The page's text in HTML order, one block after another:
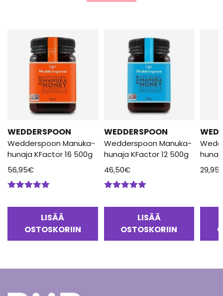
WEDDERSPOON
Wedderspoon Manuka-
hunaja KFactor 16 500g
56,95€
LISÄÄ
OSTOSKORIIN
WEDDERSPOON
Wedderspoon Manuka-
hunaja KFactor 12 500g
46,50€
LISÄÄ
OSTOSKORIIN
29,95